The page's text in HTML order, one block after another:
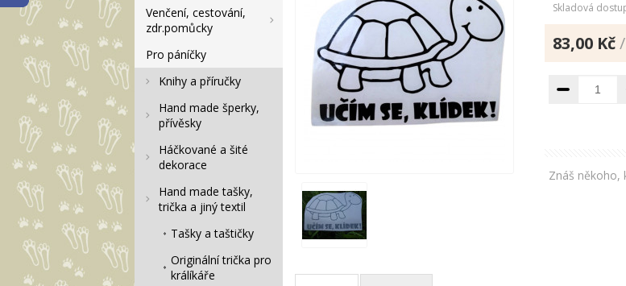
Venčení, cestování,
zdr.pomůcky
Pro páníčky
Knihy a příručky
Hand made šperky,
přívěsky
Háčkované a šité
dekorace
Hand made tašky,
trička a jiný textil
Tašky a taštičky
Originální trička pro
králíkáře
Skladová
83,00 Kč
Znáš někoho,